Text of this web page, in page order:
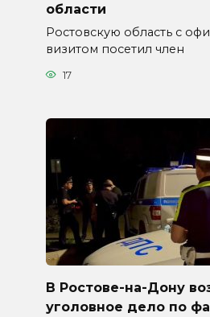
области
Ростовскую область с
визитом посетил член
17
В Ростове-на-Дону
уголовное дело по